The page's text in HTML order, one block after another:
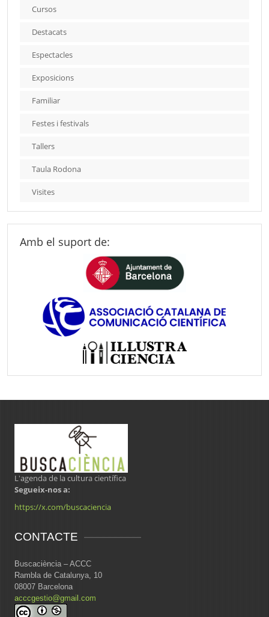
Cursos
Destacats
Espectacles
Exposicions
Familiar
Festes i festivals
Tallers
Taula Rodona
Visites
Amb el suport de:
L'agenda de la cultura científica
Segueix-nos a:
https://x.com/buscaciencia
CONTACTE
Buscaciència – ACCC
Rambla de Catalunya, 10
08007 Barcelona
acccgestio@gmail.com